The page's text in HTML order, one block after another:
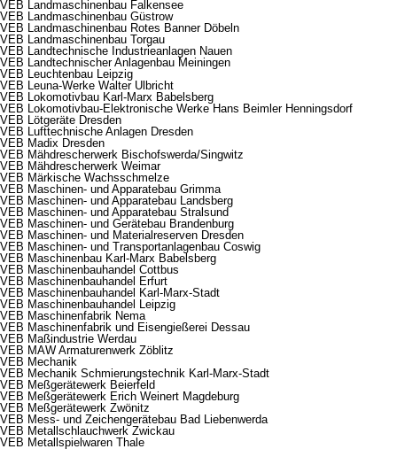
VEB Landmaschinenbau Falkensee
VEB Landmaschinenbau Güstrow
VEB Landmaschinenbau Rotes Banner Döbeln
VEB Landmaschinenbau Torgau
VEB Landtechnische Industrieanlagen Nauen
VEB Landtechnischer Anlagenbau Meiningen
VEB Leuchtenbau Leipzig
VEB Leuna-Werke Walter Ulbricht
VEB Lokomotivbau Karl-Marx Babelsberg
VEB Lokomotivbau-Elektronische Werke Hans Beimler Henningsdorf
VEB Lötgeräte Dresden
VEB Lufttechnische Anlagen Dresden
VEB Madix Dresden
VEB Mähdrescherwerk Bischofswerda/Singwitz
VEB Mähdrescherwerk Weimar
VEB Märkische Wachsschmelze
VEB Maschinen- und Apparatebau Grimma
VEB Maschinen- und Apparatebau Landsberg
VEB Maschinen- und Apparatebau Stralsund
VEB Maschinen- und Gerätebau Brandenburg
VEB Maschinen- und Materialreserven Dresden
VEB Maschinen- und Transportanlagenbau Coswig
VEB Maschinenbau Karl-Marx Babelsberg
VEB Maschinenbauhandel Cottbus
VEB Maschinenbauhandel Erfurt
VEB Maschinenbauhandel Karl-Marx-Stadt
VEB Maschinenbauhandel Leipzig
VEB Maschinenfabrik Nema
VEB Maschinenfabrik und Eisengießerei Dessau
VEB Maßindustrie Werdau
VEB MAW Armaturenwerk Zöblitz
VEB Mechanik
VEB Mechanik Schmierungstechnik Karl-Marx-Stadt
VEB Meßgerätewerk Beierfeld
VEB Meßgerätewerk Erich Weinert Magdeburg
VEB Meßgerätewerk Zwönitz
VEB Mess- und Zeichengerätebau Bad Liebenwerda
VEB Metallschlauchwerk Zwickau
VEB Metallspielwaren Thale